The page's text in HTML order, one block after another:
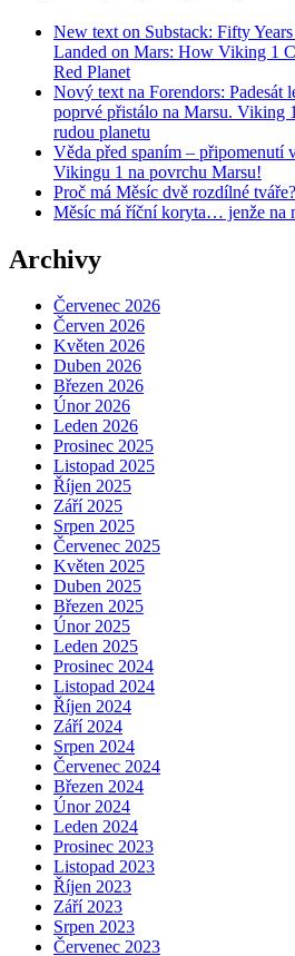
New text on Substack: Fifty
Landed on Mars: How Viking 1
Red Planet
Nový text na Forendors: Padesát
poprvé přistálo na Marsu. Viking
rudou planetu
Věda před spaním – připomenutí
Vikingu 1 na povrchu Marsu!
Proč má Měsíc dvě rozdílné tváře?
Měsíc má říční koryta… jenže na
Archivy
Červenec 2026
Červen 2026
Květen 2026
Duben 2026
Březen 2026
Únor 2026
Leden 2026
Prosinec 2025
Listopad 2025
Říjen 2025
Září 2025
Srpen 2025
Červenec 2025
Květen 2025
Duben 2025
Březen 2025
Únor 2025
Leden 2025
Prosinec 2024
Listopad 2024
Říjen 2024
Září 2024
Srpen 2024
Červenec 2024
Březen 2024
Únor 2024
Leden 2024
Prosinec 2023
Listopad 2023
Říjen 2023
Září 2023
Srpen 2023
Červenec 2023